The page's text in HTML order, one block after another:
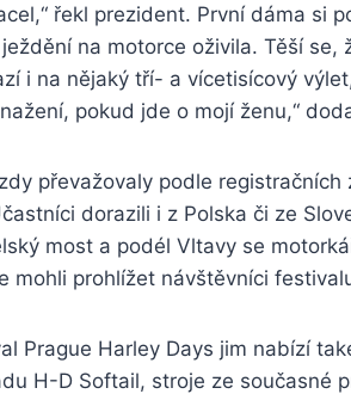
řekl prezident. První dáma si
na motorce oživila. Těší se,
i na nějaký tří- a vícetisícový
pokud jde o mojí ženu,“
převažovaly podle
dorazili i z Polska či ze
most a podél Vltavy se
mohli prohlížet návštěvníci
Prague Harley Days jim nabízí
H-D Softail, stroje ze současné